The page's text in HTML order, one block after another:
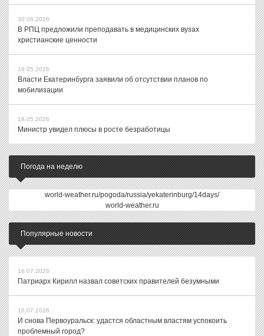
30.06.2026
В РПЦ предложили преподавать в медицинских вузах
христианские ценности
19.05.2026
Власти Екатеринбурга заявили об отсутствии планов по
мобилизации
18.05.2026
Министр увидел плюсы в росте безработицы
Погода на неделю
world-weather.ru/pogoda/russia/yekaterinburg/14days/
world-weather.ru
Популярные новости
16.07.2026
Патриарх Кирилл назвал советских правителей безумными
10.07.2026
И снова Первоуральск: удастся областным властям успокоить
проблемный город?